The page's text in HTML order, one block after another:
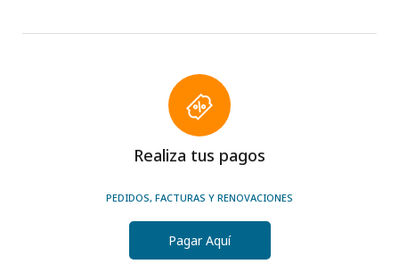
Realiza tus pagos
PEDIDOS, FACTURAS Y RENOVACIONES
Pagar Aquí